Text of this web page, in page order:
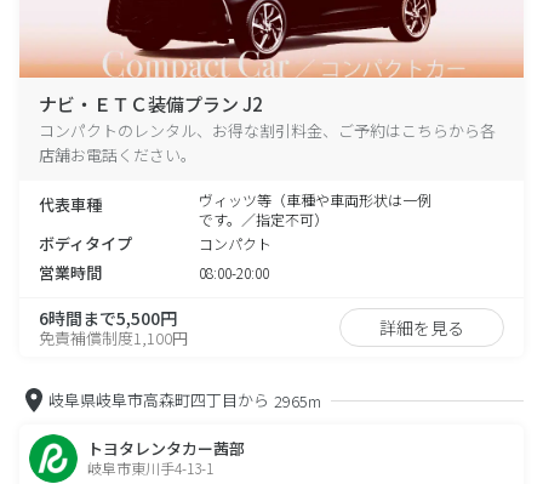
ナビ・ＥＴＣ装備プラン J2
コンパクトのレンタル、お得な割引料金、ご予約はこちらから各
店舗お電話ください。
代表車種
ヴィッツ等（車種や車両形状は一例
です。／指定不可）
ボディタイプ コンパクト
営業時間 08:00-20:00
6時間まで5,500円
免責補償制度1,100円 詳細を見る
岐阜県岐阜市高森町四丁目から 2965m
トヨタレンタカー茜部
岐阜市東川手4-13-1